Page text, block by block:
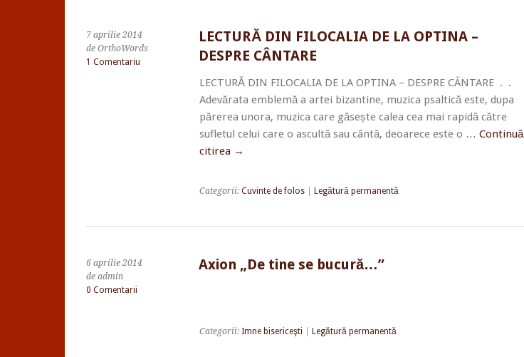
7 aprilie 2014
de OrthoWords
1 Comentariu
LECTURĂ DIN FILOCALIA DE LA OPTINA –
DESPRE CÂNTARE
LECTURĂ DIN FILOCALIA DE LA OPTINA – DESPRE CÂNTARE . .
Adevărata emblemă a artei bizantine, muzica psaltică este, dupa
părerea unora, muzica care găsește calea cea mai rapidă către
sufletul celui care o ascultă sau cântă, deoarece este o … Continuă
citirea →
Categorii: Cuvinte de folos| Legătură permanentă
6 aprilie 2014
de admin
0 Comentarii
Axion „De tine se bucură…”
Categorii: Imne bisericeşti Legătură permanentă